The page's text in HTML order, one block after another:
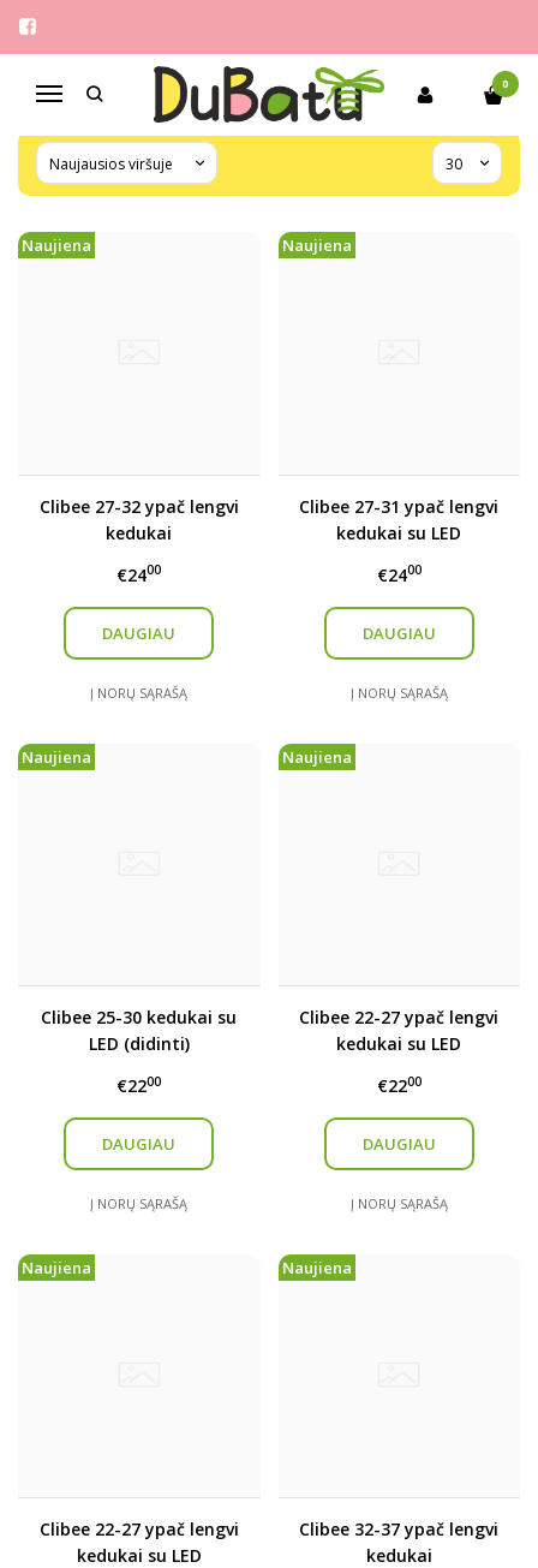
Navigacija
0
BERNIUKAMS
Pagrindinis Batukai/kedukai Berniukams
Naujiena
Clibee 27-32 ypač lengvi
kedukai
€2400
DAUGIAU
Į NORŲ SĄRAŠĄ
Naujiena
Clibee 27-31 ypač lengvi
kedukai su LED
€2400
DAUGIAU
Į NORŲ SĄRAŠĄ
Naujiena
Clibee 25-30 kedukai su
LED (didinti)
€2200
DAUGIAU
Į NORŲ SĄRAŠĄ
Naujiena
Clibee 22-27 ypač lengvi
kedukai su LED
€2200
DAUGIAU
Į NORŲ SĄRAŠĄ
Naujiena
Clibee 22-27 ypač lengvi
kedukai su LED
Naujiena
Clibee 32-37 ypač lengvi
kedukai